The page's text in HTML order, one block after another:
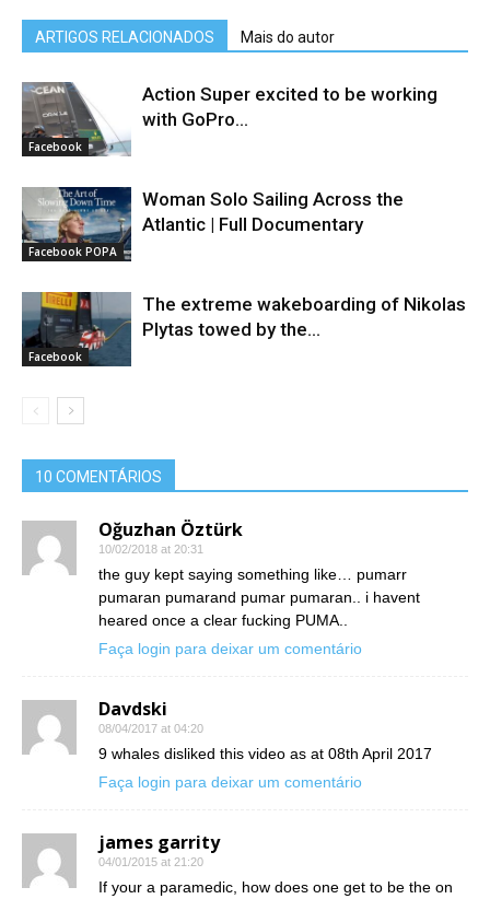
ARTIGOS RELACIONADOS Mais do autor
Facebook
Action Super excited to be working
with GoPro...
Facebook POPA
Woman Solo Sailing Across the
Atlantic | Full Documentary
Facebook
The extreme wakeboarding of Nikolas
Plytas towed by the...
10 COMENTÁRIOS
Oğuzhan Öztürk
10/02/2018 at 20:31
the guy kept saying something like… pumarr
pumaran pumarand pumar pumaran.. i havent
heared once a clear fucking PUMA..
Faça login para deixar um comentário
Davdski
08/04/2017 at 04:20
9 whales disliked this video as at 08th April 2017
Faça login para deixar um comentário
james garrity
04/01/2015 at 21:20
If your a paramedic, how does one get to be the on